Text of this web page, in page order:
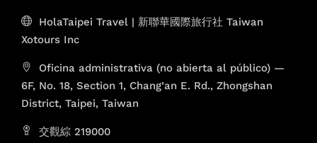
HolaTaipei Travel | 新聯華國際旅行社 Taiwan
Xotours Inc
Oficina administrativa (no abierta al público) —
6F, No. 18, Section 1, Chang’an E. Rd., Zhongshan
District, Taipei, Taiwan
交觀綜 219000